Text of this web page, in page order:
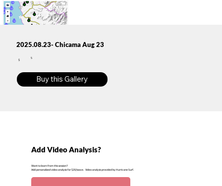
2025.08.23- Chicama Aug 23
$
5
Buy this Gallery
Add Video Analysis?
Want to learn from this session?
Add personalized video analysis for $20/wave. Video analysis provided by Hurricane Surf.